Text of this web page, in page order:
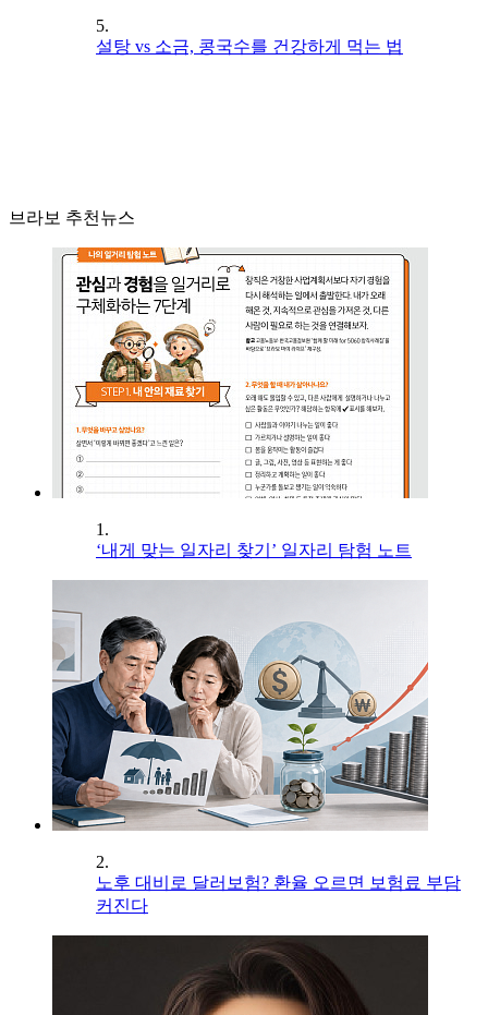
5.
설탕 vs 소금, 콩국수를 건강하게 먹는 법
브라보 추천뉴스
1.
‘내게 맞는 일자리 찾기’ 일자리 탐험 노트
2.
노후 대비로 달러보험? 환율 오르면 보험료 부담
커진다